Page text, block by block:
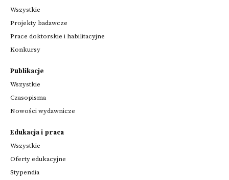
Wszystkie
Projekty badawcze
Prace doktorskie i habilitacyjne
Konkursy
Publikacje
Wszystkie
Czasopisma
Nowości wydawnicze
Edukacja i praca
Wszystkie
Oferty edukacyjne
Stypendia